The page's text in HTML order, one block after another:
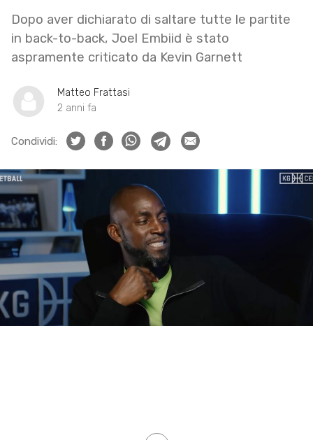
Dopo aver dichiarato di saltare tutte le partite
in back-to-back, Joel Embiid è stato
aspramente criticato da Kevin Garnett
Matteo Frattasi
2 anni fa
Condividi: